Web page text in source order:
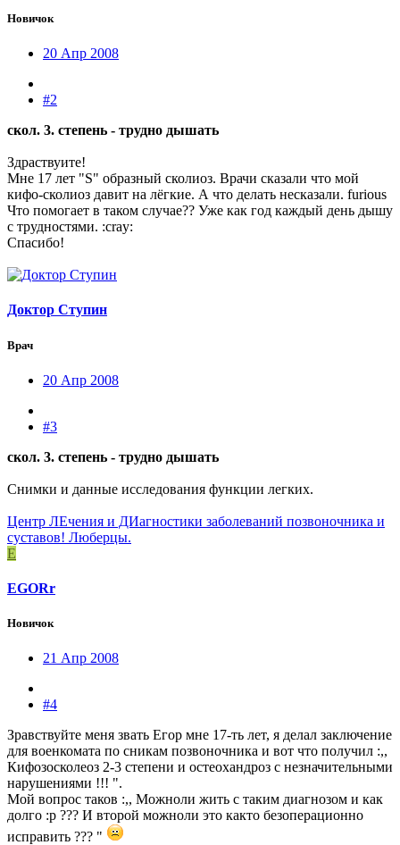
Новичок
20 Апр 2008
#2
скол. 3. степень - трудно дышать
Здраствуите!
Мне 17 лет "S" образный сколиоз. Врачи сказали что мой
кифо-сколиоз давит на лёгкие. А что делать несказали. furious
Что помогает в таком случае?? Уже как год каждый день дышу
с трудностями. :cray:
Спасибо!
Доктор Ступин
Врач
20 Апр 2008
#3
скол. 3. степень - трудно дышать
Снимки и данные исследования функции легких.
Центр ЛЕчения и ДИагностики заболеваний позвоночника и
суставов! Люберцы.
E
EGORr
Новичок
21 Апр 2008
#4
Зравствуйте меня звать Егор мне 17-ть лет, я делал заключение
для военкомата по сникам позвоночника и вот что получил :,,
Кифозосколеоз 2-3 степени и остеохандроз с незначительными
нарушениями !!! ".
Мой вопрос таков :,, Можноли жить с таким диагнозом и как
долго :p ??? И второй можноли это както безоперационно
исправить ??? "